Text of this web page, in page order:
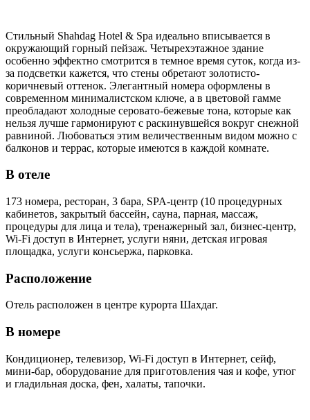
Стильный Shahdag Hotel & Spa идеально вписывается в
окружающий горный пейзаж. Четырехэтажное здание
особенно эффектно смотрится в темное время суток, когда из-
за подсветки кажется, что стены обретают золотисто-
коричневый оттенок. Элегантный номера оформлены в
современном минималистском ключе, а в цветовой гамме
преобладают холодные серовато-бежевые тона, которые как
нельзя лучше гармонируют с раскинувшейся вокруг снежной
равниной. Любоваться этим величественным видом можно с
балконов и террас, которые имеются в каждой комнате.
В отеле
173 номера, ресторан, 3 бара, SPA-центр (10 процедурных
кабинетов, закрытый бассейн, сауна, парная, массаж,
процедуры для лица и тела), тренажерный зал, бизнес-центр,
Wi-Fi доступ в Интернет, услуги няни, детская игровая
площадка, услуги консьержа, парковка.
Расположение
Отель расположен в центре курорта Шахдаг.
В номере
Кондиционер, телевизор, Wi-Fi доступ в Интернет, сейф,
мини-бар, оборудование для приготовления чая и кофе, утюг
и гладильная доска, фен, халаты, тапочки.